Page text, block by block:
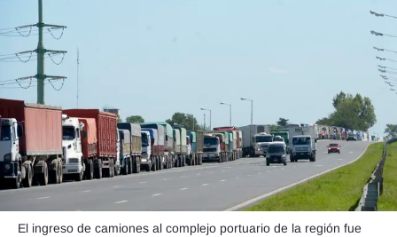
Agronegocios
Mercados
Seguinos
El ingreso de camiones al complejo portuario de la región fue